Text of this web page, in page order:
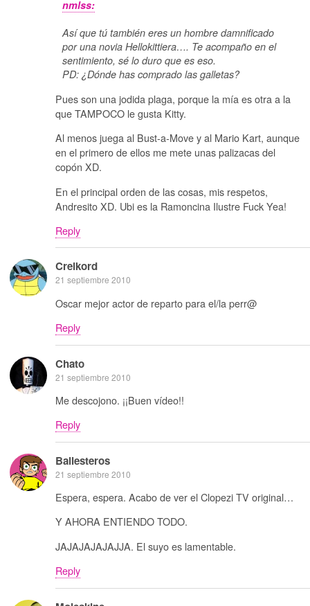
nmlss:
Así que tú también eres un hombre damnificado
por una novia Hellokittiera…. Te acompaño en el
sentimiento, sé lo duro que es eso.
PD: ¿Dónde has comprado las galletas?
Pues son una jodida plaga, porque la mía es otra a la
que TAMPOCO le gusta Kitty.
Al menos juega al Bust-a-Move y al Mario Kart, aunque
en el primero de ellos me mete unas palizacas del
copón XD.
En el principal orden de las cosas, mis respetos,
Andresito XD. Ubi es la Ramoncina Ilustre Fuck Yea!
Reply
Creikord
21 septiembre 2010
Oscar mejor actor de reparto para el/la perr@
Reply
Chato
21 septiembre 2010
Me descojono. ¡¡Buen vídeo!!
Reply
Ballesteros
21 septiembre 2010
Espera, espera. Acabo de ver el Clopezi TV original…
Y AHORA ENTIENDO TODO.
JAJAJAJAJAJJA. El suyo es lamentable.
Reply